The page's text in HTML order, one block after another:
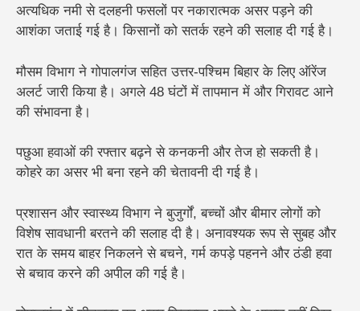
अत्यधिक नमी सेदलहनी फसलों पर नकारात्मक असर पड़ने की
आशंका जताई गई है। किसानों को सतर्क रहने की सलाह दी गई है।
मौसम विभाग ने गोपालगंज सहित उत्तर-पश्चिम बिहार के लिए ऑरेंज
अलर्ट जारी किया है। अगले 48 घंटों में तापमान में और गिरावट आने
की संभावना है।
पछुआ हवाओं की रफ्तार बढ़ने से कनकनी और तेज हो सकती है।
कोहरे का असर भी बना रहने की चेतावनी दी गई है।
प्रशासन और स्वास्थ्य विभाग ने बुजुर्गों, बच्चों और बीमार लोगों को
विशेष सावधानी बरतने की सलाह दी है। अनावश्यक रूप से सुबह और
रात के समय बाहर निकलने से बचने, गर्म कपड़े पहनने और ठंडी हवा
से बचाव करने की अपील की गई है।